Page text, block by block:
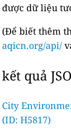
được dữ liệu
(Để biết thêm
aqicn.org/api/
kết quả
City
(ID: H5817)